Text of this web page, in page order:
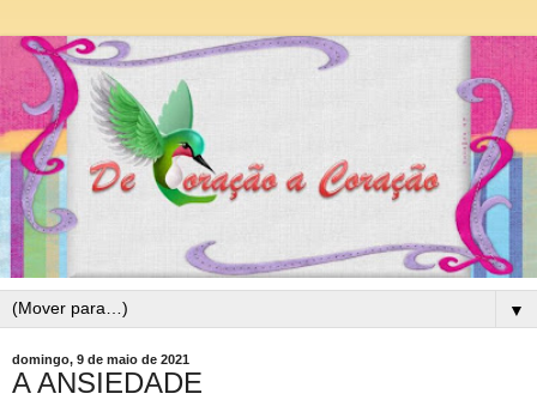
▼
domingo, 9 de maio de 2021
A ANSIEDADE